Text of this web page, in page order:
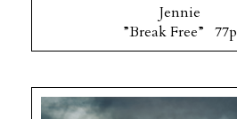
Jennie
”Break Free” 77p